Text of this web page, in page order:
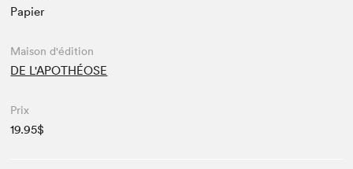
Papier
Maison d'édition
DE L'APOTHÉOSE
Prix
19.95$